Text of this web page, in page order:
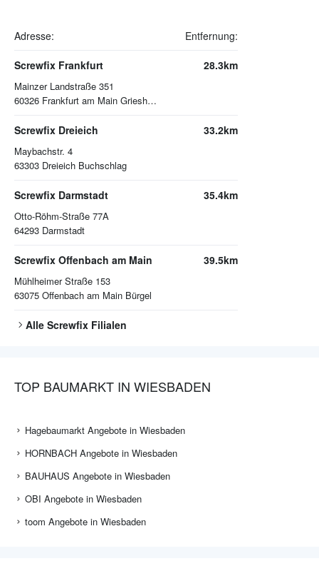
Adresse: Entfernung:
Screwfix Frankfurt
Mainzer Landstraße 351
60326 Frankfurt am Main Griesheim
28.3km
Screwfix Dreieich
Maybachstr. 4
63303 Dreieich Buchschlag
33.2km
Screwfix Darmstadt
Otto-Röhm-Straße 77A
64293 Darmstadt
35.4km
Screwfix Offenbach am Main
Mühlheimer Straße 153
63075 Offenbach am Main Bürgel
39.5km
Alle Screwfix Filialen
TOP BAUMARKT IN WIESBADEN
Hagebaumarkt Angebote in Wiesbaden
HORNBACH Angebote in Wiesbaden
BAUHAUS Angebote in Wiesbaden
OBI Angebote in Wiesbaden
toom Angebote in Wiesbaden